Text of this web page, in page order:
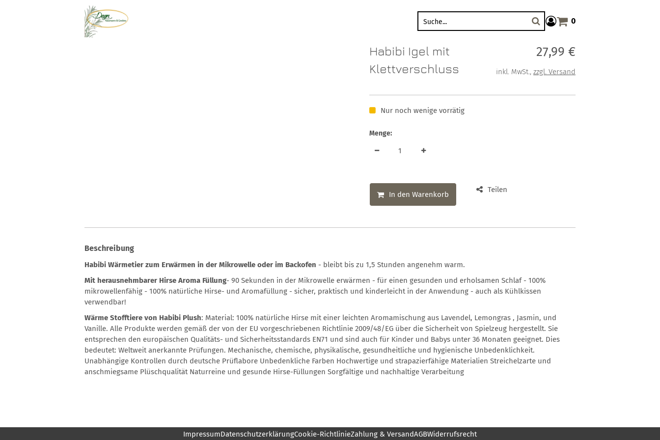
Warenkorb anzeigen. Sie
0
Habibi Igel mit
Klettverschluss
Verkaufspreis: 27,99 €
27,99 €
inkl. MwSt., zzgl. Versand
Nur noch wenige vorrätig
Menge:
In den Warenkorb
Teilen
Beschreibung
Habibi Wärmetier zum Erwärmen in der Mikrowelle oder im Backofen - bleibt bis zu 1,5 Stunden angenehm warm.
Mit herausnehmbarer Hirse Aroma Füllung- 90 Sekunden in der Mikrowelle erwärmen - für einen gesunden und erholsamen Schlaf - 100%
mikrowellenfähig - 100% natürliche Hirse- und Aromafüllung - sicher, praktisch und kinderleicht in der Anwendung - auch als Kühlkissen
verwendbar!
Wärme Stofftiere von Habibi Plush: Material: 100% natürliche Hirse mit einer leichten Aromamischung aus Lavendel, Lemongras , Jasmin, und
Vanille. Alle Produkte werden gemäß der von der EU vorgeschriebenen Richtlinie 2009/48/EG über die Sicherheit von Spielzeug hergestellt. Sie
entsprechen den europäischen Qualitäts- und Sicherheitsstandards EN71 und sind auch für Kinder und Babys unter 36 Monaten geeignet. Dies
bedeutet: Weltweit anerkannte Prüfungen. Mechanische, chemische, physikalische, gesundheitliche und hygienische Unbedenklichkeit.
Unabhängige Kontrollen durch deutsche Prüflabore Unbedenkliche Farben Hochwertige und strapazierfähige Materialien Streichelzarte und
anschmiegsame Plüschqualität Naturreine und gesunde Hirse-Füllungen Sorgfältige und nachhaltige Verarbeitung
ImpressumDatenschutzerklärungCookie-RichtlinieZahlung & VersandAGBWiderrufsrecht